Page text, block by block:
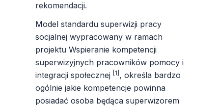
rekomendacji.
Model standardu superwizji pracy
socjalnej wypracowany w ramach
projektu Wspieranie kompetencji
superwizyjnych pracowników pomocy i
integracji społecznej
[1] , określa bardzo
ogólnie jakie kompetencje powinna
posiadać osoba będąca superwizorem